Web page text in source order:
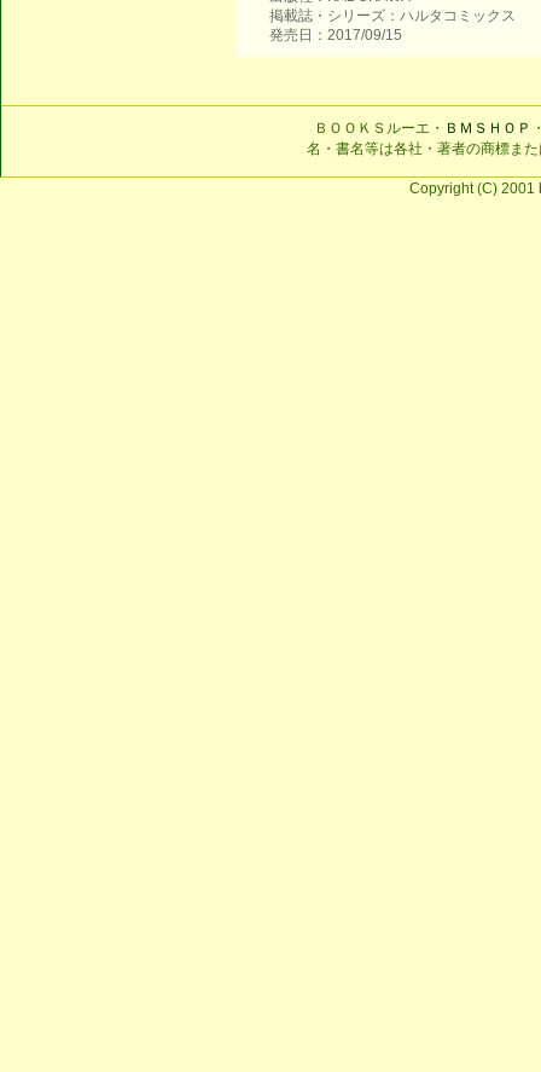
掲載誌・シリーズ：ハルタコミックス
発売日：2017/09/15
ＢＯＯＫＳルーエ・ ＢＭＳＨＯＰ
名・書名等は各社・著者の商標ま
Copyright (C) 2001